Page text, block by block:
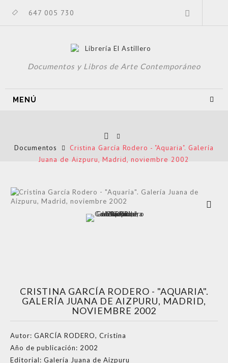
647 005 730
Documentos y Libros de Arte Contemporáneo
MENÚ
Documentos
Cristina García Rodero - "Aquaria". Galería
Juana de Aizpuru, Madrid, noviembre 2002
CRISTINA GARCÍA RODERO - "AQUARIA".
GALERÍA JUANA DE AIZPURU, MADRID,
NOVIEMBRE 2002
Autor: GARCÍA RODERO, Cristina
Año de publicación: 2002
Editorial: Galería Juana de Aizpuru